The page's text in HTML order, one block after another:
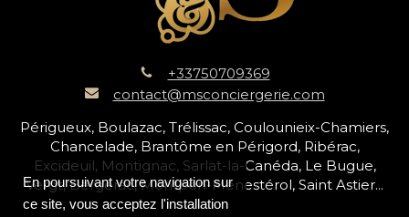
+33750709369
contact@msconciergerie.com
Périgueux, Boulazac, Trélissac, Coulounieix-Chamiers,
Chancelade, Brantôme en Périgord, Ribérac,
Excideuil, Montignac, Sarlat-la-Canéda, Le Bugue,
Vergt, Bergerac, Montpon-Ménestérol, Saint Astier...
En poursuivant votre navigation sur
ce site, vous acceptez l'installation